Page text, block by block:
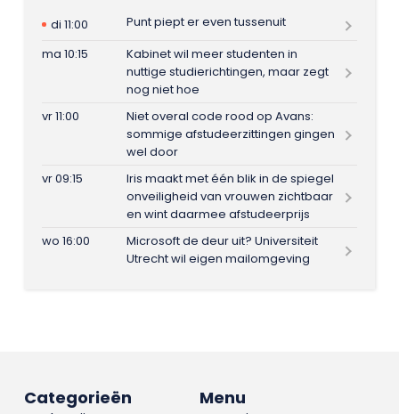
di 11:00
Punt piept er even tussenuit
ma 10:15
Kabinet wil meer studenten in
nuttige studierichtingen, maar zegt
nog niet hoe
vr 11:00
Niet overal code rood op Avans:
sommige afstudeerzittingen gingen
wel door
vr 09:15
Iris maakt met één blik in de spiegel
onveiligheid van vrouwen zichtbaar
en wint daarmee afstudeerprijs
wo 16:00
Microsoft de deur uit? Universiteit
Utrecht wil eigen mailomgeving
Menu
Categorieën